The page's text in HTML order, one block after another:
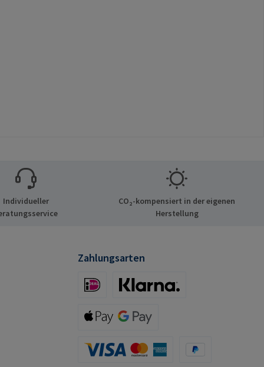
Individueller
CO₂-kompensiert in der eigenen
Herstellung
Zahlungsarten